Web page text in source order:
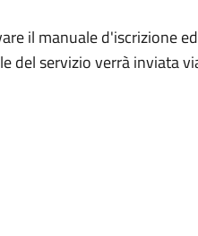
il manuale d'iscrizione
del servizio verrà inviata